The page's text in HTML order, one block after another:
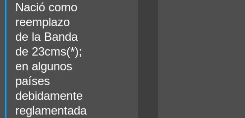
Nació como
reemplazo
de la Banda
de 23cms(*);
en algunos
países
debidamente
reglamentada